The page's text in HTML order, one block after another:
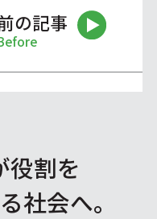
の記事
役割を
社会へ。